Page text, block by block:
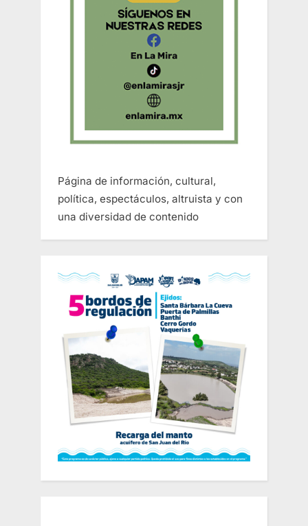
Página de información, cultural,
política, espectáculos, altruista y con
una diversidad de contenido